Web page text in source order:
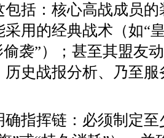
包括：核心高战成员
用的经典战术（如“
偷袭”）；甚至其盟友
历史战报分析、乃至
确指挥链：必须制定